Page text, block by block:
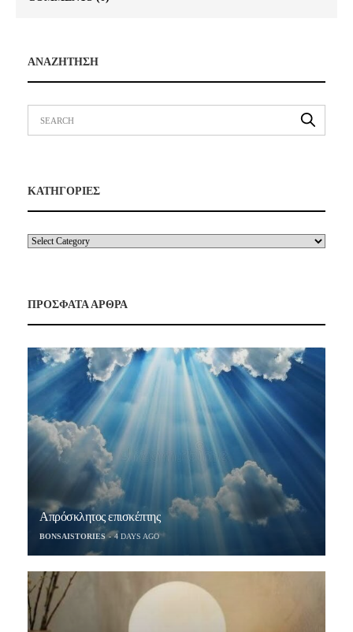
ΑΝΑΖΗΤΗΣΗ
ΚΑΤΗΓΟΡΙΕΣ
ΠΡΟΣΦΑΤΑ ΑΡΘΡΑ
Απρόσκλητος επισκέπτης
BONSAISTORIES 4 DAYS AGO